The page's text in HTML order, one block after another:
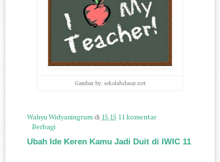
Gambar by: sekolahdasar.net
Wahyu Widyaningrumdi 15.15 11 komentar
Berbagi
Ubah Ide Keren Kamu Jadi Duit di IWIC 11